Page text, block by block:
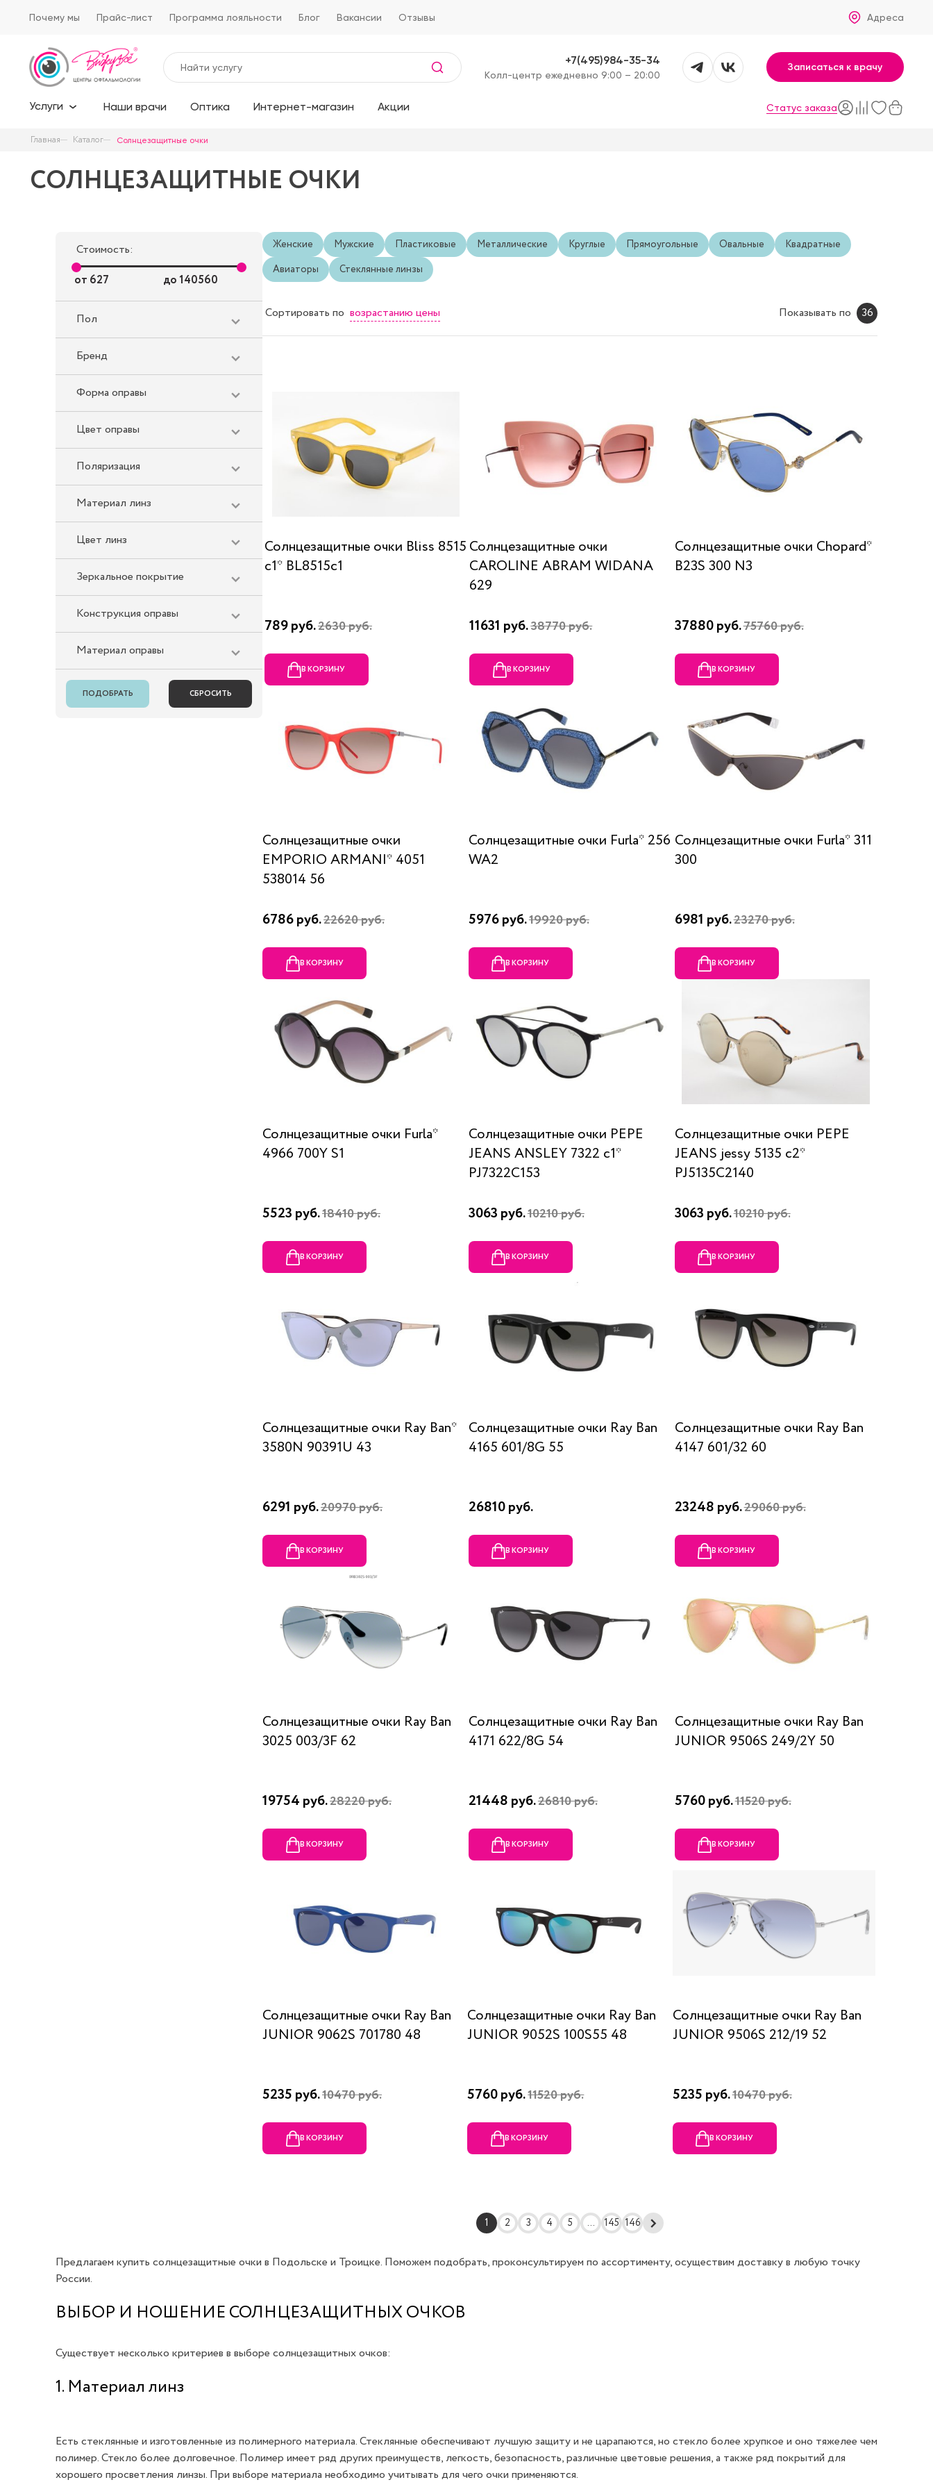
Почему мы Прайс-лист Программа лояльности Блог Вакансии Отзывы Адреса
+7(495)984-35-34
Kолл-центр ежедневно 9:00 – 20:00
Записаться к врачу
Услуги Наши врачи Оптика Интернет-магазин Акции Статус заказа
Главная Каталог Солнцезащитные очки
СОЛНЦЕЗАЩИТНЫЕ ОЧКИ
Стоимость:
от 627 до140560
Пол
Бренд
Форма оправы
Цвет оправы
Поляризация
Материал линз
Цвет линз
Зеркальное покрытие
Конструкция оправы
Материал оправы
Женские Мужские Пластиковые Металлические Круглые Прямоугольные Овальные
Квадратные
Авиаторы
Стеклянные линзы
Сортировать по возрастанию цены Показывать по 36
Солнцезащитные очки Bliss 8515
c1* BL8515c1
789 руб.2630 руб.
В КОРЗИНУ
Солнцезащитные очки
CAROLINE ABRAM WIDANA
629
11631 руб.38770 руб.
В КОРЗИНУ
Солнцезащитные очки Chopard*
B23S 300 N3
37880 руб.75760 руб.
В КОРЗИНУ
Солнцезащитные очки
EMPORIO ARMANI* 4051
538014 56
6786 руб.22620 руб.
В КОРЗИНУ
Солнцезащитные очки Furla* 256
WA2
5976 руб.19920 руб.
В КОРЗИНУ
Солнцезащитные очки Furla* 311
300
6981 руб.23270 руб.
В КОРЗИНУ
Солнцезащитные очки Furla*
4966 700Y S1
5523 руб.18410 руб.
В КОРЗИНУ
Солнцезащитные очки PEPE
JEANS ANSLEY 7322 c1*
PJ7322C153
3063 руб.10210 руб.
В КОРЗИНУ
Солнцезащитные очки PEPE
JEANS jessy 5135 с2*
PJ5135C2140
3063 руб.10210 руб.
В КОРЗИНУ
Солнцезащитные очки Ray Ban*
3580N 90391U 43
6291 руб.20970 руб.
В КОРЗИНУ
Солнцезащитные очки Ray Ban
4165 601/8G 55
26810 руб.
В КОРЗИНУ
Солнцезащитные очки Ray Ban
4147 601/32 60
23248 руб.29060 руб.
В КОРЗИНУ
Солнцезащитные очки Ray Ban
3025 003/3F 62
19754 руб.28220 руб.
В КОРЗИНУ
Солнцезащитные очки Ray Ban
4171 622/8G 54
21448 руб.26810 руб.
В КОРЗИНУ
Солнцезащитные очки Ray Ban
JUNIOR 9506S 249/2Y 50
5760 руб.11520 руб.
В КОРЗИНУ
Солнцезащитные очки Ray Ban
JUNIOR 9062S 701780 48
5235 руб.10470 руб.
В КОРЗИНУ
Солнцезащитные очки Ray Ban
JUNIOR 9052S 100S55 48
5760 руб.11520 руб.
В КОРЗИНУ
Солнцезащитные очки Ray Ban
JUNIOR 9506S 212/19 52
5235 руб.10470 руб.
В КОРЗИНУ
1 2 3 4 5 ... 145 146
Предлагаем купить солнцезащитные очки в Подольске и Троицке. Поможем подобрать, проконсультируем по ассортименту, осуществим доставку в любую точку
России.
ВЫБОР И НОШЕНИЕ СОЛНЦЕЗАЩИТНЫХ ОЧКОВ
Существует несколько критериев в выборе солнцезащитных очков:
1. Материал линз
Есть стеклянные и изготовленные из полимерного материала. Стеклянные обеспечивают лучшую защиту и не царапаются, но стекло более хрупкое и оно тяжелее чем
полимер. Стекло более долговечное. Полимер имеет ряд других преимуществ, легкость, безопасность, различные цветовые решения, а также ряд покрытий для
хорошего просветления линзы. При выборе материала необходимо учитывать для чего очки применяются.